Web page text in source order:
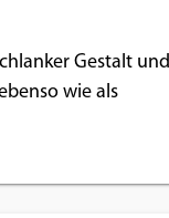
Gestalt und
wie als